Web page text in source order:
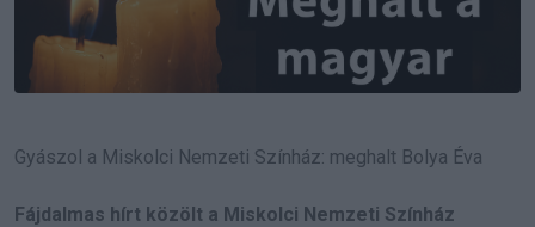
Gyászol a Miskolci Nemzeti Színház: meghalt Bolya Éva
Fájdalmas hírt közölt a Miskolci Nemzeti Színház